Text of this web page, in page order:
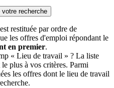
recherche
restituée par ordre de
les offres d'emploi répondant le
en premier.
« Lieu de travail » ? La liste
plus à vos critères. Parmi
les offres dont le lieu de travail